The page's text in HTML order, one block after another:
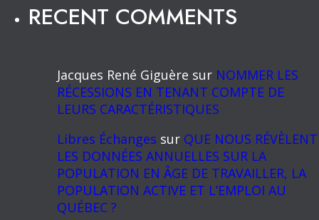
RECENT COMMENTS
Jacques René Giguère sur NOMMER LES
RÉCESSIONS EN TENANT COMPTE DE
LEURS CARACTÉRISTIQUES
Libres Échanges sur QUE NOUS RÉVÈLENT
LES DONNÉES ANNUELLES SUR LA
POPULATION EN ÂGE DE TRAVAILLER, LA
POPULATION ACTIVE ET L’EMPLOI AU
QUÉBEC ?